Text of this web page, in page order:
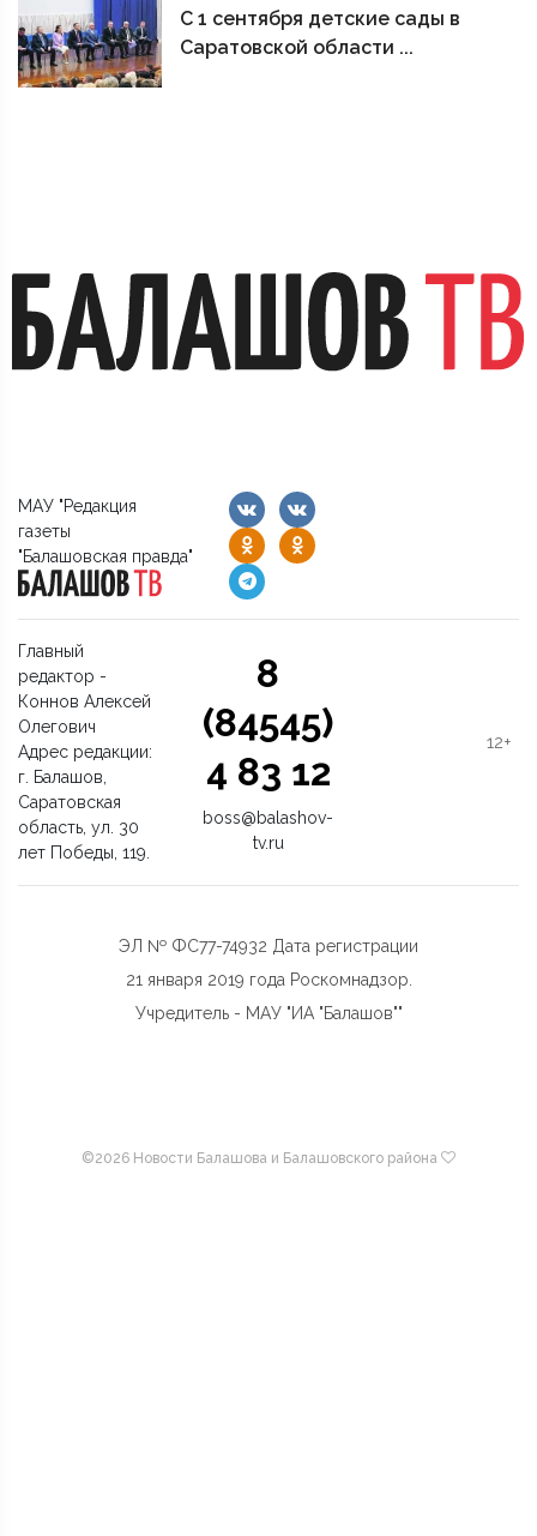
С 1 сентября детские сады в
Саратовской области ...
МАУ "Редакция
газеты
"Балашовская правда"
Главный
редактор -
Коннов Алексей
Олегович
Адрес редакции:
г. Балашов,
Саратовская
область, ул. 30
лет Победы, 119.
8
(84545)
4 83 12
boss@balashov-
tv.ru
12+
ЭЛ № ФС77-74932 Дата регистрации
21 января 2019 года Роскомнадзор.
Учредитель - МАУ "ИА "Балашов""
©2026 Новости Балашова и Балашовского района